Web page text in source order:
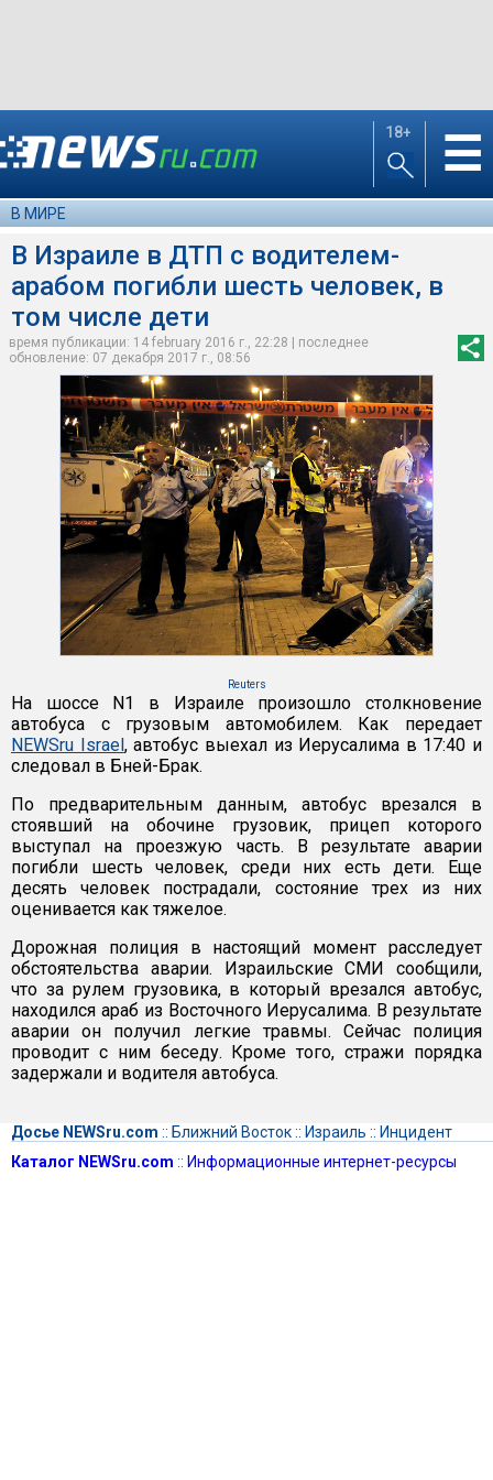
18+ ☰
В МИРЕ
В Израиле в ДТП с водителем-
арабом погибли шесть человек, в
том числе дети
время публикации: 14 february 2016 г., 22:28 | последнее
обновление: 07 декабря 2017 г., 08:56
Reuters
На шоссе N1 в Израиле произошло столкновение
автобуса с грузовым автомобилем. Как передает
NEWSru Israel, автобус выехал из Иерусалима в 17:40 и
следовал в Бней-Брак.
По предварительным данным, автобус врезался в
стоявший на обочине грузовик, прицеп которого
выступал на проезжую часть. В результате аварии
погибли шесть человек, среди них есть дети. Еще
десять человек пострадали, состояние трех из них
оценивается как тяжелое.
Дорожная полиция в настоящий момент расследует
обстоятельства аварии. Израильские СМИ сообщили,
что за рулем грузовика, в который врезался автобус,
находился араб из Восточного Иерусалима. В результате
аварии он получил легкие травмы. Сейчас полиция
проводит с ним беседу. Кроме того, стражи порядка
задержали и водителя автобуса.
Досье NEWSru.com :: Ближний Восток:: Израиль :: Инцидент
Каталог NEWSru.com :: Информационные интернет-ресурсы